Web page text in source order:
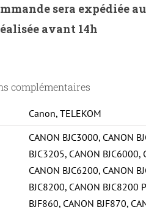
sera expédiée
avant 14h
complémentaires
Canon,TELEKOM
CANON BJC3000, CANON
BJC3205, CANON BJC6000,
CANON BJC6200, CANON
BJC8200, CANON BJC8200
BJF860, CANON BJF870,